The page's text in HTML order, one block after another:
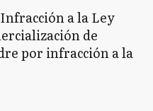
a la Ley
de
por infracción a la